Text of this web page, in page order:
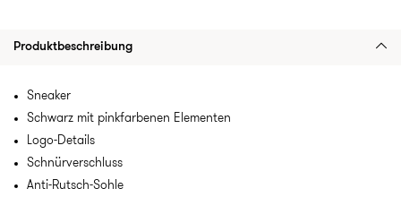
Produktbeschreibung
Sneaker
Schwarz mit pinkfarbenen Elementen
Logo-Details
Schnürverschluss
Anti-Rutsch-Sohle